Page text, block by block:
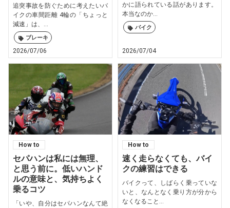
追突事故を防ぐために考えたいバ
イクの車間距離 4輪の「ちょっと
減速」は、...
ブレーキ
2026/07/06
かに語られている話があります。
本当なのか...
バイク
2026/07/04
How to
セパハンは私には無理、
と思う前に。低いハンド
ルの意味と、気持ちよく
乗るコツ
「いや、自分はセパハンなんて絶
How to
速く走らなくても、バイ
クの練習はできる
バイクって、しばらく乗っていな
いと、なんとなく乗り方が分から
なくなること...